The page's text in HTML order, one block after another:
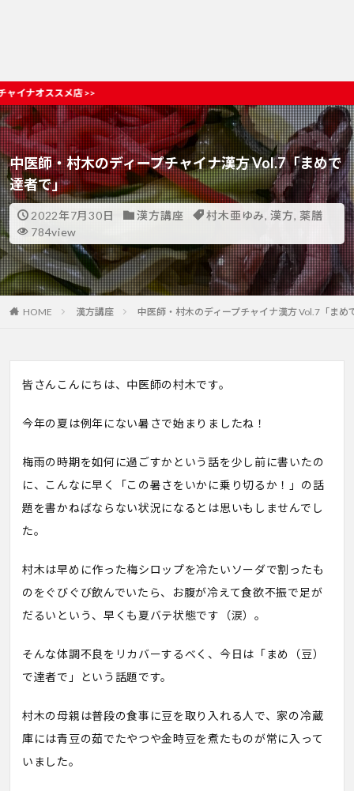
中医師・村木のディープチャイナ漢方 Vol.7「まめで
達者で」
2022年7月30日 漢方講座 村木亜ゆみ,漢方,薬膳
784view
HOME 漢方講座 中医師・村木のディープチャイナ漢方 Vol.7「まめ
皆さんこんにちは、中医師の村木です。
今年の夏は例年にない暑さで始まりましたね！
梅雨の時期を如何に過ごすかという話を少し前に書いたの
に、こんなに早く「この暑さをいかに乗り切るか！」の話
題を書かねばならない状況になるとは思いもしませんでし
た。
村木は早めに作った梅シロップを冷たいソーダで割ったも
のをぐびぐび飲んでいたら、お腹が冷えて食欲不振で足が
だるいという、早くも夏バテ状態です（涙）。
そんな体調不良をリカバーするべく、今日は「まめ（豆）
で達者で」という話題です。
村木の母親は普段の食事に豆を取り入れる人で、家の冷蔵
庫には青豆の茹でたやつや金時豆を煮たものが常に入って
いました。